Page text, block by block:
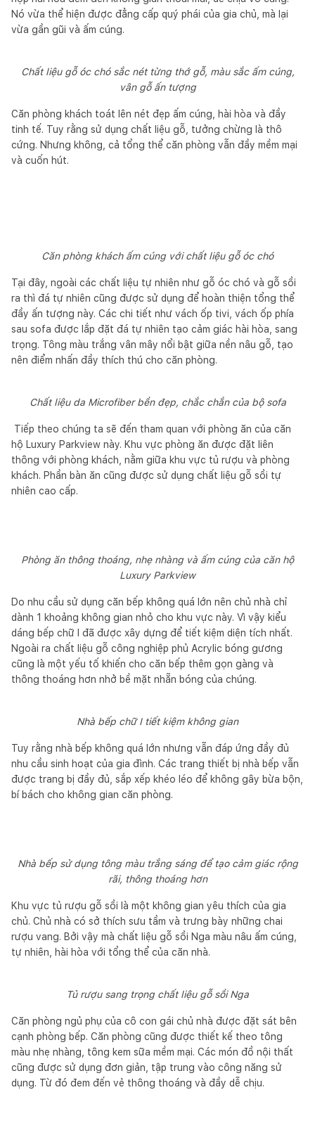
Nó vừa thể hiện được đẳng cấp quý phái của gia chủ, mà lại
vừa gần gũi và ấm cúng.
Chất liệu gỗ óc chó sắc nét từng thớ gỗ, màu sắc ấm cúng,
vân gỗ ấn tượng
Căn phòng khách toát lên nét đẹp ấm cúng, hài hòa và đầy
tinh tế. Tuy rằng sử dụng chất liệu gỗ, tưởng chừng là thô
cứng. Nhưng không, cả tổng thể căn phòng vẫn đầy mềm mại
và cuốn hút.
Căn phòng khách ấm cúng với chất liệu gỗ óc chó
Tại đây, ngoài các chất liệu tự nhiên như gỗ óc chó và gỗ sồi
ra thì đá tự nhiên cũng được sử dụng để hoàn thiện tổng thể
đầy ấn tượng này. Các chi tiết như vách ốp tivi, vách ốp phía
sau sofa được lắp đặt đá tự nhiên tạo cảm giác hài hòa, sang
trọng. Tông màu trắng vân mây nổi bật giữa nền nâu gỗ, tạo
nên điểm nhấn đầy thích thú cho căn phòng.
Chất liệu da Microfiber bền đẹp, chắc chắn của bộ sofa
Tiếp theo chúng ta sẽ đến tham quan với phòng ăn của căn
hộ Luxury Parkview này. Khu vực phòng ăn được đặt liên
thông với phòng khách, nằm giữa khu vực tủ rượu và phòng
khách. Phần bàn ăn cũng được sử dụng chất liệu gỗ sồi tự
nhiên cao cấp.
Phòng ăn thông thoáng, nhẹ nhàng và ấm cúng của căn hộ
Luxury Parkview
Do nhu cầu sử dụng căn bếp không quá lớn nên chủ nhà chỉ
dành 1 khoảng không gian nhỏ cho khu vực này. Vì vậy kiểu
dáng bếp chữ I đã được xây dựng để tiết kiệm diện tích nhất.
Ngoài ra chất liệu gỗ công nghiệp phủ Acrylic bóng gương
cũng là một yếu tố khiến cho căn bếp thêm gọn gàng và
thông thoáng hơn nhở bề mặt nhẵn bóng của chúng.
Nhà bếp chữ I tiết kiệm không gian
Tuy rằng nhà bếp không quá lớn nhưng vẫn đáp ứng đầy đủ
nhu cầu sinh hoạt của gia đình. Các trang thiết bị nhà bếp vẫn
được trang bị đầy đủ, sắp xếp khéo léo để không gây bừa bộn,
bí bách cho không gian căn phòng.
Nhà bếp sử dụng tông màu trắng sáng để tạo cảm giác rộng
rãi, thông thoáng hơn
Khu vực tủ rượu gỗ sồi là một không gian yêu thích của gia
chủ. Chủ nhà có sở thích sưu tầm và trưng bày những chai
rượu vang. Bởi vậy mà chất liệu gỗ sồi Nga màu nâu ấm cúng,
tự nhiên, hài hòa với tổng thể của căn nhà.
Tủ rượu sang trọng chất liệu gỗ sồi Nga
Căn phòng ngủ phụ của cô con gái chủ nhà được đặt sát bên
cạnh phòng bếp. Căn phòng cũng được thiết kế theo tông
màu nhẹ nhàng, tông kem sữa mềm mại. Các món đồ nội thất
cũng được sử dụng đơn giản, tập trung vào công năng sử
dụng. Từ đó đem đến vẻ thông thoáng và đầy dễ chịu.